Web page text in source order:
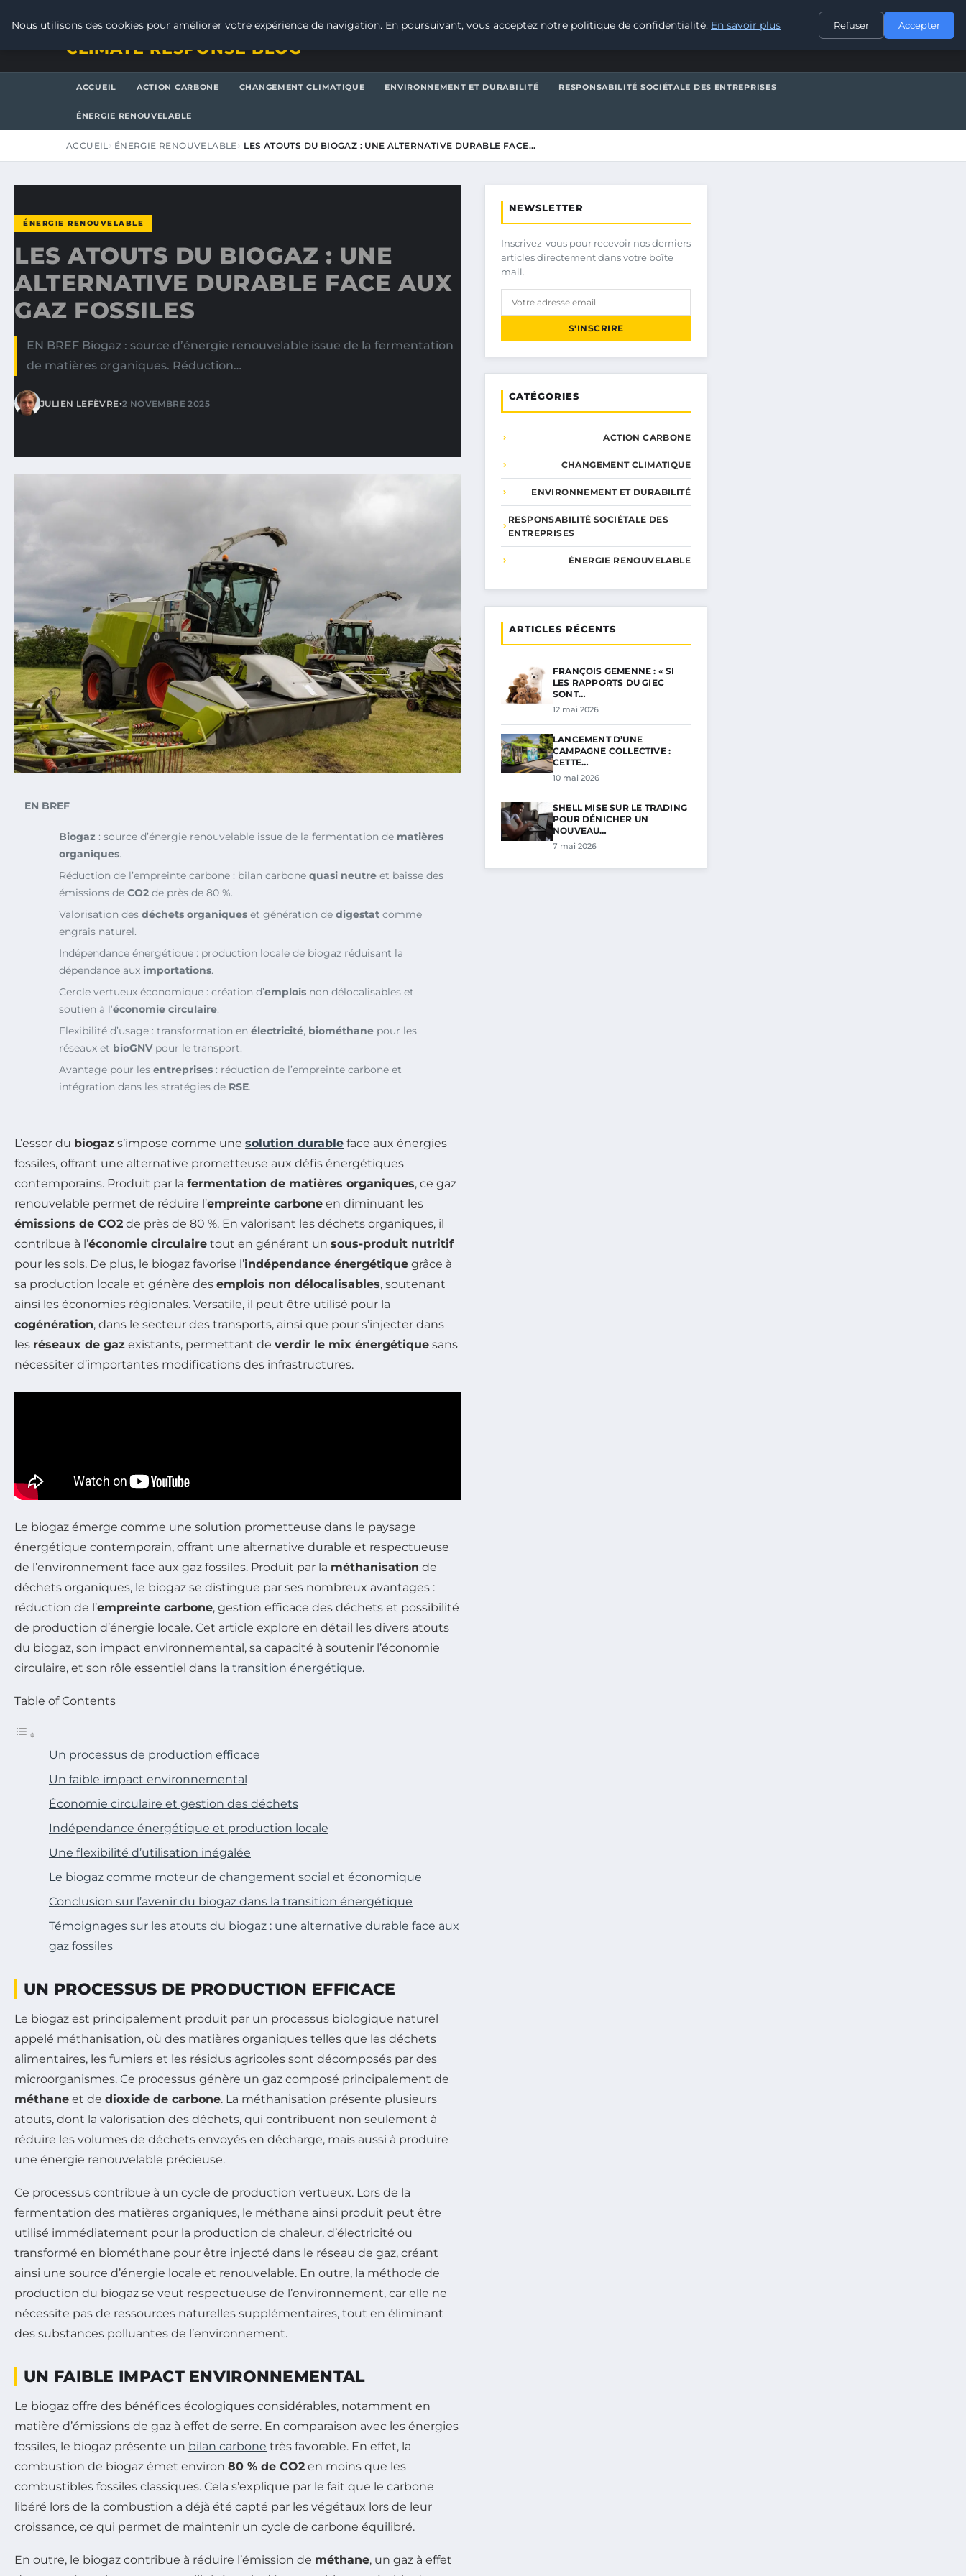
CONTACT
CLIMATE RESPONSE BLOG
ACCUEIL ACTION CARBONE CHANGEMENT CLIMATIQUE ENVIRONNEMENT ET DURABILITÉ RESPONSABILITÉ SOCIÉTALE DES ENTREPRISES
ÉNERGIE RENOUVELABLE
ACCUEIL ÉNERGIE RENOUVELABLE LES ATOUTS DU BIOGAZ : UNE ALTERNATIVE DURABLE FACE…
ÉNERGIE RENOUVELABLE
LES ATOUTS DU BIOGAZ : UNE
ALTERNATIVE DURABLE FACE AUX
GAZ FOSSILES
EN BREF Biogaz : source d’énergie renouvelable issue de la fermentation
de matières organiques. Réduction…
JULIEN LEFÈVRE•2 NOVEMBRE 2025
EN BREF
Biogaz : source d’énergie renouvelable issue de la fermentation de matières
organiques.
Réduction de l’empreinte carbone : bilan carbone quasi neutre et baisse des
émissions de CO2 de près de 80 %.
Valorisation des déchets organiques et génération de digestat comme
engrais naturel.
Indépendance énergétique : production locale de biogaz réduisant la
dépendance aux importations.
Cercle vertueux économique : création d’emplois non délocalisables et
soutien à l’économie circulaire.
Flexibilité d’usage : transformation en électricité, biométhane pour les
réseaux et bioGNVpour le transport.
Avantage pour les entreprises : réduction de l’empreinte carbone et
intégration dans les stratégies de RSE.
L’essor du biogaz s’impose comme une solution durable face aux énergies
fossiles, offrant une alternative prometteuse aux défis énergétiques
contemporains. Produit par la fermentation de matières organiques, ce gaz
renouvelable permet de réduire l’empreinte carbone en diminuant les
émissions de CO2 de près de 80 %. En valorisant les déchets organiques, il
contribue à l’économie circulaire tout en générant un sous-produit nutritif
pour les sols. De plus, le biogaz favorise l’indépendance énergétique grâce à
sa production locale et génère des emplois non délocalisables, soutenant
ainsi les économies régionales. Versatile, il peut être utilisé pour la
cogénération, dans le secteur des transports, ainsi que pour s’injecter dans
les réseaux de gaz existants, permettant de verdir le mix énergétique sans
nécessiter d’importantes modifications des infrastructures.
Le biogaz émerge comme une solution prometteuse dans le paysage
énergétique contemporain, offrant une alternative durable et respectueuse
de l’environnement face aux gaz fossiles. Produit par la méthanisation de
déchets organiques, le biogaz se distingue par ses nombreux avantages :
réduction de l’empreinte carbone, gestion efficace des déchets et possibilité
de production d’énergie locale. Cet article explore en détail les divers atouts
du biogaz, son impact environnemental, sa capacité à soutenir l’économie
circulaire, et son rôle essentiel dans la transition énergétique.
Table of Contents
Un processus de production efficace
Un faible impact environnemental
Économie circulaire et gestion des déchets
Indépendance énergétique et production locale
Une flexibilité d’utilisation inégalée
Le biogaz comme moteur de changement social et économique
Conclusion sur l’avenir du biogaz dans la transition énergétique
Témoignages sur les atouts du biogaz : une alternative durable face aux
gaz fossiles
UN PROCESSUS DE PRODUCTION EFFICACE
Le biogaz est principalement produit par un processus biologique naturel
appelé méthanisation, où des matières organiques telles que les déchets
alimentaires, les fumiers et les résidus agricoles sont décomposés par des
microorganismes. Ce processus génère un gaz composé principalement de
méthane et de dioxide de carbone. La méthanisation présente plusieurs
atouts, dont la valorisation des déchets, qui contribuent non seulement à
réduire les volumes de déchets envoyés en décharge, mais aussi à produire
une énergie renouvelable précieuse.
Ce processus contribue à un cycle de production vertueux. Lors de la
fermentation des matières organiques, le méthane ainsi produit peut être
utilisé immédiatement pour la production de chaleur, d’électricité ou
transformé en biométhane pour être injecté dans le réseau de gaz, créant
ainsi une source d’énergie locale et renouvelable. En outre, la méthode de
production du biogaz se veut respectueuse de l’environnement, car elle ne
nécessite pas de ressources naturelles supplémentaires, tout en éliminant
des substances polluantes de l’environnement.
UN FAIBLE IMPACT ENVIRONNEMENTAL
Le biogaz offre des bénéfices écologiques considérables, notamment en
matière d’émissions de gaz à effet de serre. En comparaison avec les énergies
fossiles, le biogaz présente un bilan carbone très favorable. En effet, la
combustion de biogaz émet environ 80 % de CO2 en moins que les
combustibles fossiles classiques. Cela s’explique par le fait que le carbone
libéré lors de la combustion a déjà été capté par les végétaux lors de leur
croissance, ce qui permet de maintenir un cycle de carbone équilibré.
En outre, le biogaz contribue à réduire l’émission de méthane, un gaz à effet
NEWSLETTER
Inscrivez-vous pour recevoir nos derniers
articles directement dans votre boîte
mail.
S'INSCRIRE
CATÉGORIES
ACTION CARBONE
CHANGEMENT CLIMATIQUE
ENVIRONNEMENT ET DURABILITÉ
RESPONSABILITÉ SOCIÉTALE DES
ENTREPRISES
ÉNERGIE RENOUVELABLE
ARTICLES RÉCENTS
FRANÇOIS GEMENNE : « SI
LES RAPPORTS DU GIEC
SONT…
12 mai 2026
LANCEMENT D’UNE
CAMPAGNE COLLECTIVE :
CETTE…
10 mai 2026
SHELL MISE SUR LE TRADING
POUR DÉNICHER UN
NOUVEAU…
7 mai 2026
Nous utilisons des cookies pour améliorer votre expérience de navigation. En poursuivant, vous acceptez notre politique de confidentialité. En savoir plus Refuser Accepter